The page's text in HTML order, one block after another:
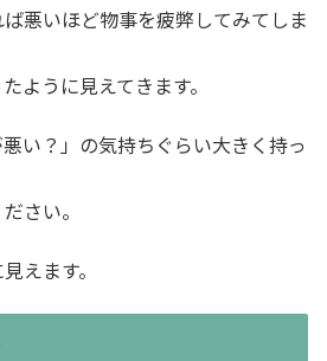
悪いほど物事を疲弊してみてしま
ように見えてきます。
い？」の気持ちぐらい大きく持っ
さい。
えます。